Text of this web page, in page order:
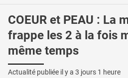
COEUR et PEAU : La
frappe les 2 à la fois
même temps
Actualité publiée il y a 3 jours 1 heure